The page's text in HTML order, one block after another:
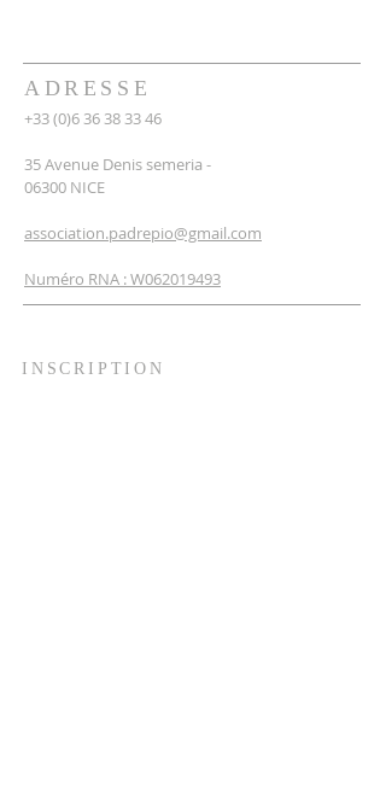
ADRESSE
+33 (0)6 36 38 33 46
35 Avenue Denis semeria -
06300 NICE
association.padrepio@gmail.com
Numéro RNA : W062019493
INSCRIPTION